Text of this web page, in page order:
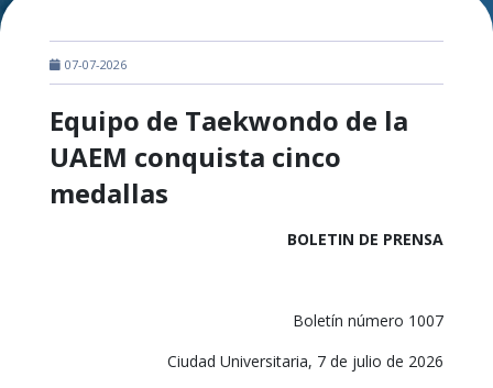
07-07-2026
Equipo de Taekwondo de la
UAEM conquista cinco
medallas
BOLETIN DE PRENSA
Boletín número 1007
Ciudad Universitaria, 7 de julio de 2026